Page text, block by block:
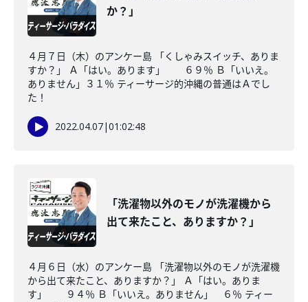
か？」
４月７日（木）のアンケー島 「くしゃみスイッチ、ありま
すか？」 Ａ「はい。あります」 ６９％ Ｂ「いいえ。
ありません」３１％ ティーサージ的沖縄の普通はＡでし
た！
2022.04.07|01:02:48
「洗濯物以外のモノが洗濯機から
出て来たこと、ありますか？」
４月６日（水）のアンケー島 「洗濯物以外のモノが洗濯機
から出て来たこと、ありますか？」 Ａ「はい。ありま
す」 ９４％ Ｂ「いいえ。ありません」 ６％ ティー